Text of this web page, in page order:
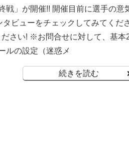
」が開催!! 開催目前に選手の意
ビューをチェックしてみてくだ
い! ※お問合せに対して、基本
ルの設定（迷惑メ
続きを読む